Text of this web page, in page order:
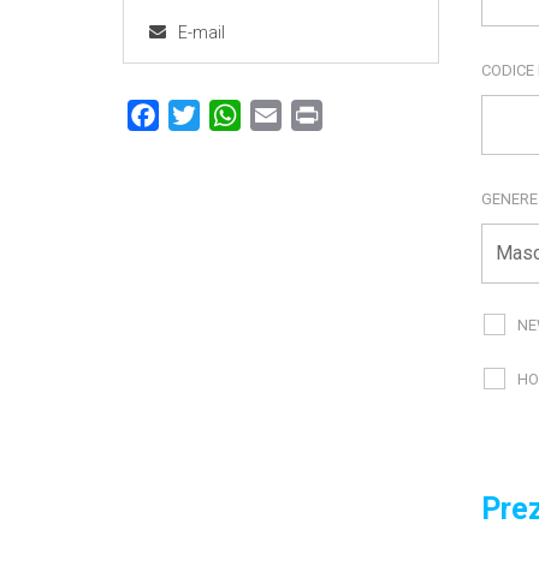
E-mail
FacebookTwitterWhatsApp
Email